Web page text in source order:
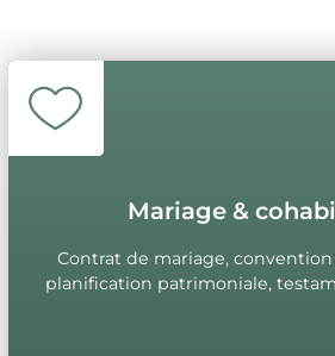
Mariage &
Contrat de mariage,
planification patrimoniale,